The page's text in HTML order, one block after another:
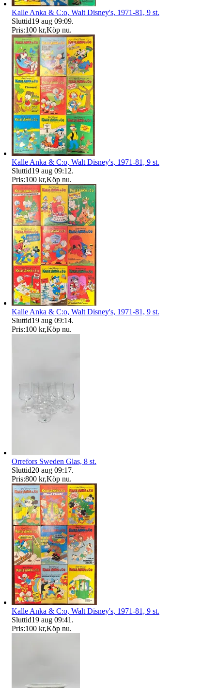
Kalle Anka & C:o, Walt Disney's, 1971-81, 9 st.
Sluttid19 aug 09:09.
Pris:100 kr,Köp nu.
Kalle Anka & C:o, Walt Disney's, 1971-81, 9 st.
Sluttid19 aug 09:12.
Pris:100 kr,Köp nu.
Kalle Anka & C:o, Walt Disney's, 1971-81, 9 st.
Sluttid19 aug 09:14.
Pris:100 kr,Köp nu.
Orrefors Sweden Glas, 8 st.
Sluttid20 aug 09:17.
Pris:800 kr,Köp nu.
Kalle Anka & C:o, Walt Disney's, 1971-81, 9 st.
Sluttid19 aug 09:41 .
Pris:100 kr,Köp nu.